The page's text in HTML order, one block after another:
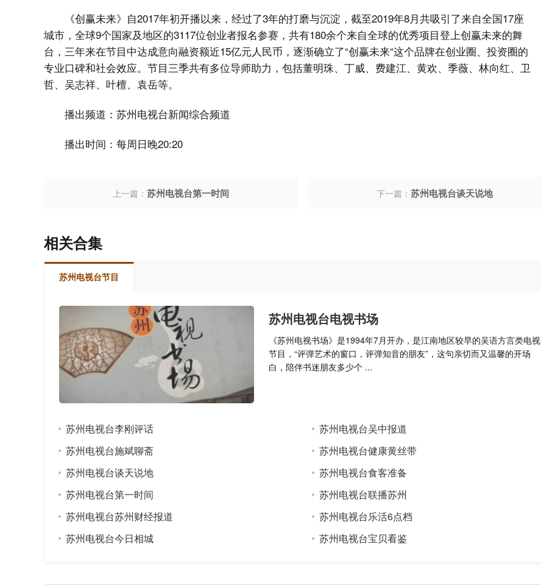
《创赢未来》自2017年初开播以来，经过了3年的打磨与沉淀，截至2019年8月共吸引了来自全国17座
城市，全球9个国家及地区的3117位创业者报名参赛，共有180余个来自全球的优秀项目登上创赢未来的舞
台，三年来在节目中达成意向融资额近15亿元人民币，逐渐确立了“创赢未来“这个品牌在创业圈、投资圈的
专业口碑和社会效应。节目三季共有多位导师助力，包括董明珠、丁威、费建江、黄欢、季薇、林向红、卫
哲、吴志祥、叶檀、袁岳等。
播出频道：苏州电视台新闻综合频道
播出时间：每周日晚20:20
上一篇： 苏州电视台第一时间 下一篇：苏州电视台谈天说地
相关合集
苏州电视台节目
苏州电视台电视书场
《苏州电视书场》是1994年7月开办，是江南地区较早的吴语方言类电视
节目，“评弹艺术的窗口，评弹知音的朋友”，这句亲切而又温馨的开场
白，陪伴书迷朋友多少个 ...
苏州电视台李刚评话
苏州电视台施斌聊斋
苏州电视台谈天说地
苏州电视台第一时间
苏州电视台苏州财经报道
苏州电视台今日相城
苏州电视台吴中报道
苏州电视台健康黄丝带
苏州电视台食客准备
苏州电视台联播苏州
苏州电视台乐活6点档
苏州电视台宝贝看鉴